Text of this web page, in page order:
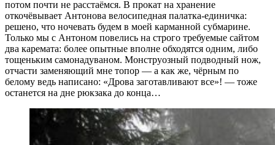
потом почти не расстаёмся. В прокат на хранение
откочёвывает Антонова велосипедная палатка-единичка:
решено, что ночевать будем в моей карманной субмарине.
Только мы с Антоном повелись на строго требуемые сайтом
два каремата: более опытные вполне обходятся одним, либо
тощеньким самонадуваном. Монструозный подводный нож,
отчасти заменяющий мне топор — а как же, чёрным по
белому ведь написано: «Дрова заготавливают все»! — тоже
останется на дне рюкзака до конца…